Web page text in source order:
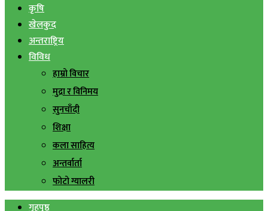
कृषि
खेलकुद
अन्तराष्ट्रिय
विविध
हाम्रो विचार
मुद्रा र विनिमय
सुनचाँदी
शिक्षा
कला साहित्य
अन्तर्वार्ता
फोटो ग्यालरी
गृहपृष्ठ